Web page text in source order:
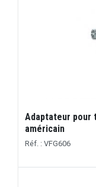
Adaptateur pour
américain
Réf. : VFG606